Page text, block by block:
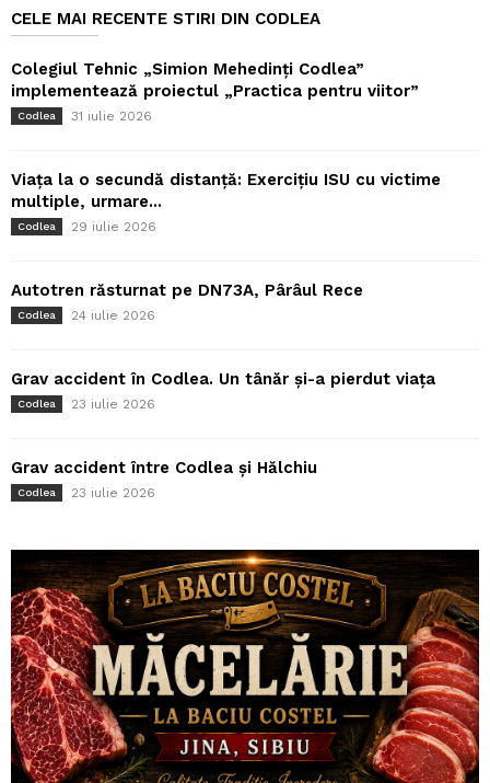
CELE MAI RECENTE STIRI DIN CODLEA
Colegiul Tehnic „Simion Mehedinți Codlea”
implementează proiectul „Practica pentru viitor”
Codlea 31 iulie 2026
Viața la o secundă distanță: Exercițiu ISU cu victime
multiple, urmare...
Codlea 29 iulie 2026
Autotren răsturnat pe DN73A, Pârâul Rece
Codlea 24 iulie 2026
Grav accident în Codlea. Un tânăr și-a pierdut viața
Codlea 23 iulie 2026
Grav accident între Codlea și Hălchiu
Codlea 23 iulie 2026